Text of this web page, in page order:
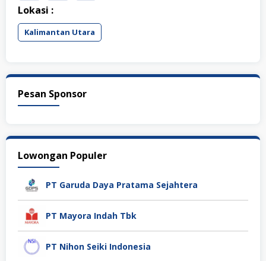
Lokasi :
Kalimantan Utara
Pesan Sponsor
Lowongan Populer
PT Garuda Daya Pratama Sejahtera
PT Mayora Indah Tbk
PT Nihon Seiki Indonesia